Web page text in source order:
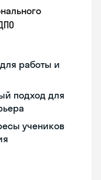
работы и
подход для
учеников